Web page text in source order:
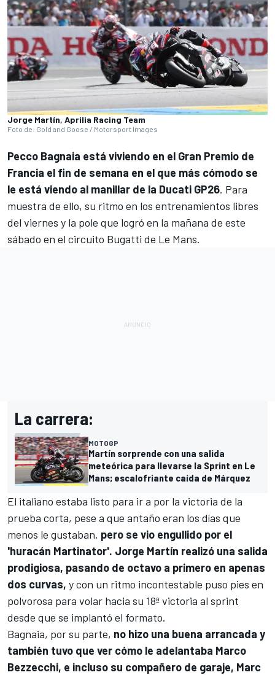
Jorge Martín, Aprilia Racing Team
Foto de: Gold and Goose / Motorsport Images
Pecco Bagnaia está viviendo en el Gran Premio de
Francia el fin de semana en el que más cómodo se
le está viendo al manillar de la Ducati GP26. Para
muestra de ello, su ritmo en los entrenamientos libres
del viernes y la pole que logró en la mañana de este
sábado en el circuito Bugatti de Le Mans.
La carrera:
MOTOGP
Martín sorprende con una salida
meteórica para llevarse la Sprint en Le
Mans; escalofriante caída de Márquez
El italiano estaba listo para ir a por la victoria de la
prueba corta, pese a que antaño eran los días que
menos le gustaban, pero se vio engullido por el
'huracán Martinator'. Jorge Martín realizó una salida
prodigiosa, pasando de octavo a primero en apenas
dos curvas, y con un ritmo incontestable puso pies en
polvorosa para volar hacia su 18ª victoria al sprint
desde que se implantó el formato.
Bagnaia, por su parte, no hizo una buena arrancada y
también tuvo que ver cómo le adelantaba Marco
Bezzecchi, e incluso su compañero de garaje, Marc